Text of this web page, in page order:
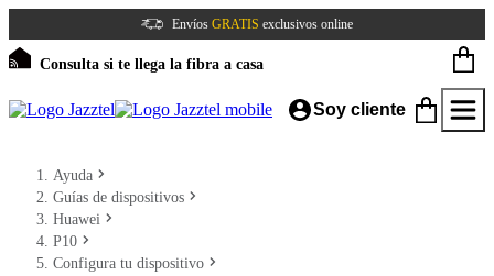
Envíos GRATIS exclusivos online
Consulta si te llega la fibra a casa
Soy cliente
Ayuda
Guías de dispositivos
Huawei
P10
Configura tu dispositivo